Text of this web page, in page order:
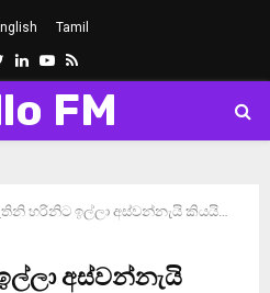
Tamil
Twitter
LinkedinYoutube
Rss
FM
හරිනිට ඉල්ලා අස්වන්නැයි කියයි…
අස්වන්නැයි